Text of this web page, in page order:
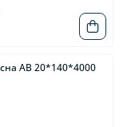
AB 20*140*4000